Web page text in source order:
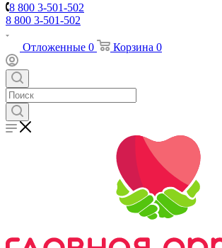
8 800 3-501-502
8 800 3-501-502
Отложенные 0 Корзина 0